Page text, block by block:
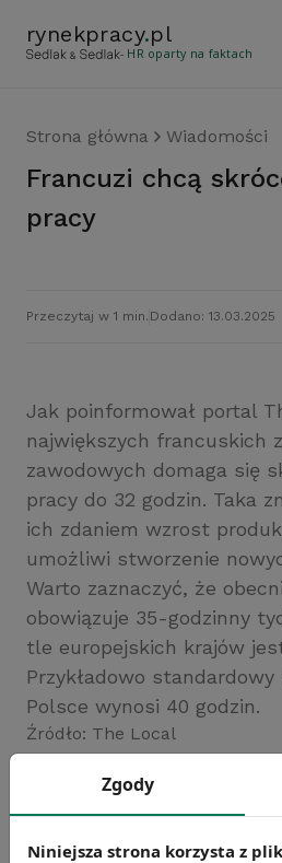
rynekpracy.pl
- HR oparty na faktach
Strona główna Wiadomości
Francuzi chcą skrócenia tygodnia
pracy
Przeczytaj w 1 min. Dodano: 13.03.2025
Jak poinformował portal
największych francuskich
zawodowych domaga się
pracy do 32 godzin. Taka
ich zdaniem wzrost
umożliwi stworzenie
Warto zaznaczyć, że
obowiązuje 35-godzinny
tle europejskich krajów
Przykładowo
Polsce wynosi 40 godzin.
Źródło: The Local
Chcesz wiedzieć
Zobacz więcej
Zgody
Niniejsza strona korzysta z